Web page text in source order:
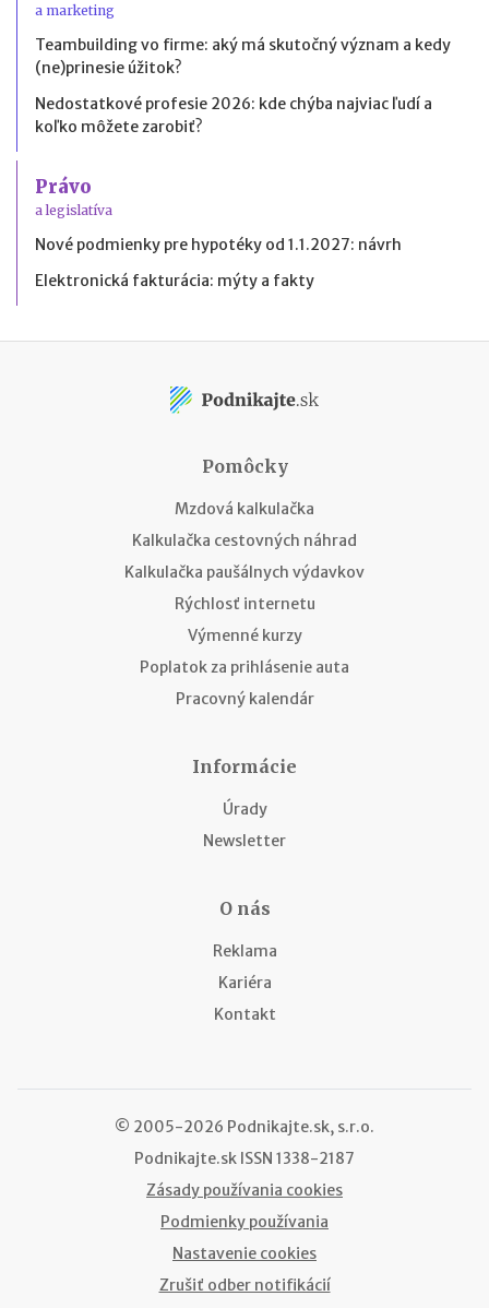
a marketing
Teambuilding vo firme: aký má skutočný význam a kedy
(ne)prinesie úžitok?
Nedostatkové profesie 2026: kde chýba najviac ľudí a
koľko môžete zarobiť?
Právo
a legislatíva
Nové podmienky pre hypotéky od 1.1.2027: návrh
Elektronická fakturácia: mýty a fakty
Pomôcky
Mzdová kalkulačka
Kalkulačka cestovných náhrad
Kalkulačka paušálnych výdavkov
Rýchlosť internetu
Výmenné kurzy
Poplatok za prihlásenie auta
Pracovný kalendár
Informácie
Úrady
Newsletter
O nás
Reklama
Kariéra
Kontakt
© 2005-2026 Podnikajte.sk, s.r.o.
Podnikajte.sk ISSN 1338-2187
Zásady používania cookies
Podmienky používania
Nastavenie cookies
Zrušiť odber notifikácií